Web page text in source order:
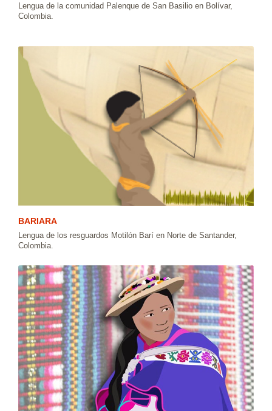
Lengua de la comunidad Palenque de San Basilio en Bolívar,
Colombia.
BARIARA
Lengua de los resguardos Motilón Barí en Norte de Santander,
Colombia.